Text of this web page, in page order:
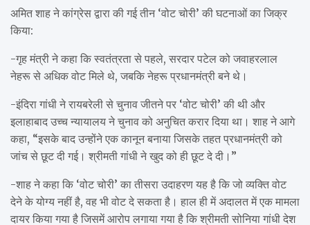
अमित शाह ने कांग्रेस द्वारा की गई तीन ‘वोट चोरी’ की घटनाओं का जिक्र
किया:
-गृह मंत्री ने कहा कि स्वतंत्रता से पहले, सरदार पटेल को जवाहरलाल
नेहरू से अधिक वोट मिले थे, जबकि नेहरू प्रधानमंत्री बने थे।
-इंदिरा गांधी ने रायबरेली से चुनाव जीतने पर ‘वोट चोरी’ की थी और
इलाहाबाद उच्च न्यायालय ने चुनाव को अनुचित करार दिया था। शाह ने आगे
कहा, “इसके बाद उन्होंने एक कानून बनाया जिसके तहत प्रधानमंत्री को
जांच से छूट दी गई। श्रीमती गांधी ने खुद को ही छूट दे दी।”
-शाह ने कहा कि ‘वोट चोरी’ का तीसरा उदाहरण यह है कि जो व्यक्ति वोट
देने के योग्य नहीं है, वह भी वोट दे सकता है। हाल ही में अदालत में एक मामला
दायर किया गया है जिसमें आरोप लगाया गया है कि श्रीमती सोनिया गांधी देश